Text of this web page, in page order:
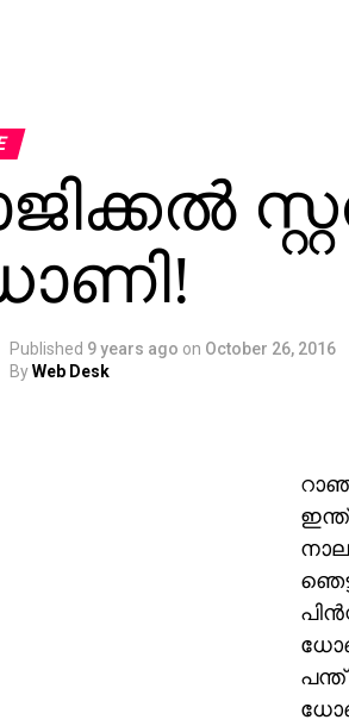
Published 9 years ago on October 26, 2016
ByWeb Desk